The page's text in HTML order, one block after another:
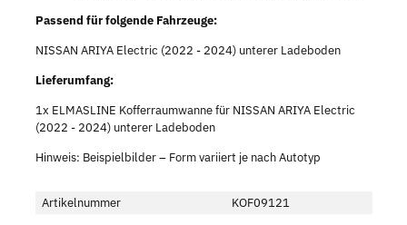
Passend für folgende Fahrzeuge:
NISSAN ARIYA Electric (2022 - 2024) unterer Ladeboden
Lieferumfang:
1x ELMASLINE Kofferraumwanne für NISSAN ARIYA Electric
(2022 - 2024) unterer Ladeboden
Hinweis: Beispielbilder – Form variiert je nach Autotyp
Artikelnummer KOF09121